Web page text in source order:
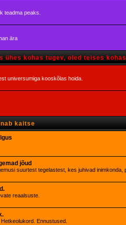
teadma peaks.
ära
ühes kohas tugev, oled teises
universumiga kooskõlas hoida.
kaitse
jõud
suurtest tegelastest, kes juhivad inimkonda,
reaalsuste.
Ennustused.